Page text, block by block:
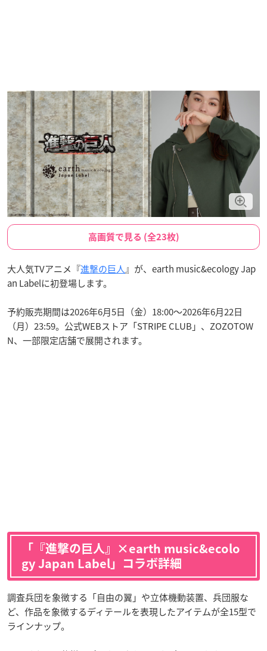
高画質で見る (全23枚)
大人気TVアニメ『進撃の巨人』が、earth music&ecology Jap
an Labelに初登場します。
予約販売期間は2026年6月5日（金）18:00～2026年6月22日
（月）23:59。公式WEBストア「STRIPE CLUB」、ZOZOTOW
N、一部限定店舗で展開されます。
「『進撃の巨人』×earth music&ecolo
gy Japan Label」コラボ詳細
調査兵団を象徴する「自由の翼」や立体機動装置、兵団服な
ど、作品を象徴するディテールを表現したアイテムが全15型で
ラインナップ。